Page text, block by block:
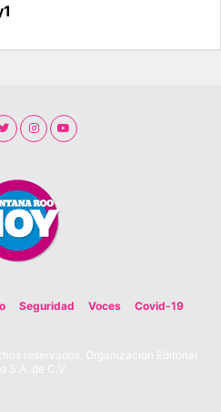
Seguridad Voces Covid-19